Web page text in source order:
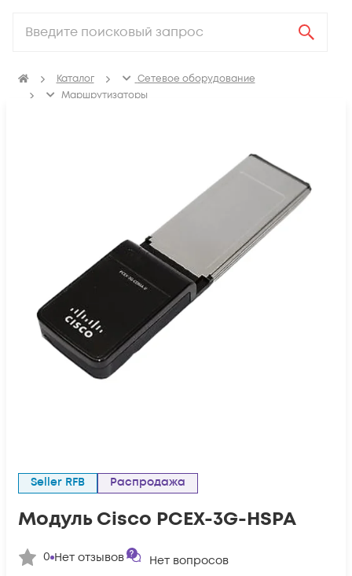
Каталог
Сетевое оборудование
Маршрутизаторы
Seller RFB Распродажа
Модуль Cisco PCEX-3G-HSPA
0 Нет отзывов Нет вопросов